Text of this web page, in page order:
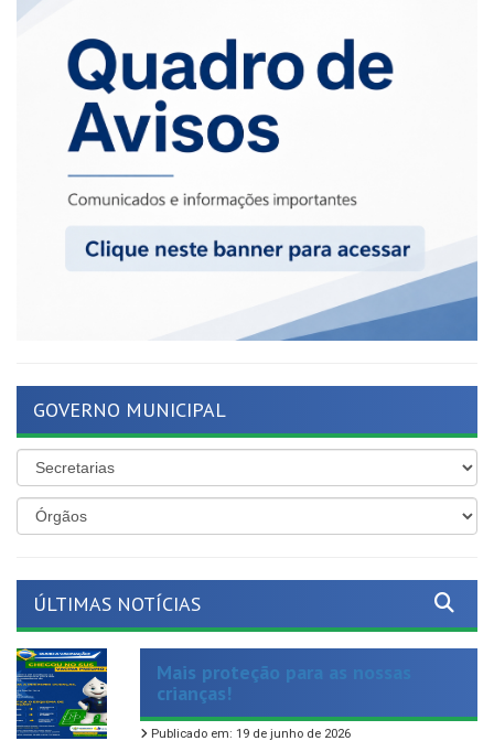
Mais proteção para as nossas
crianças!
Publicado em: 19 de junho de 2026